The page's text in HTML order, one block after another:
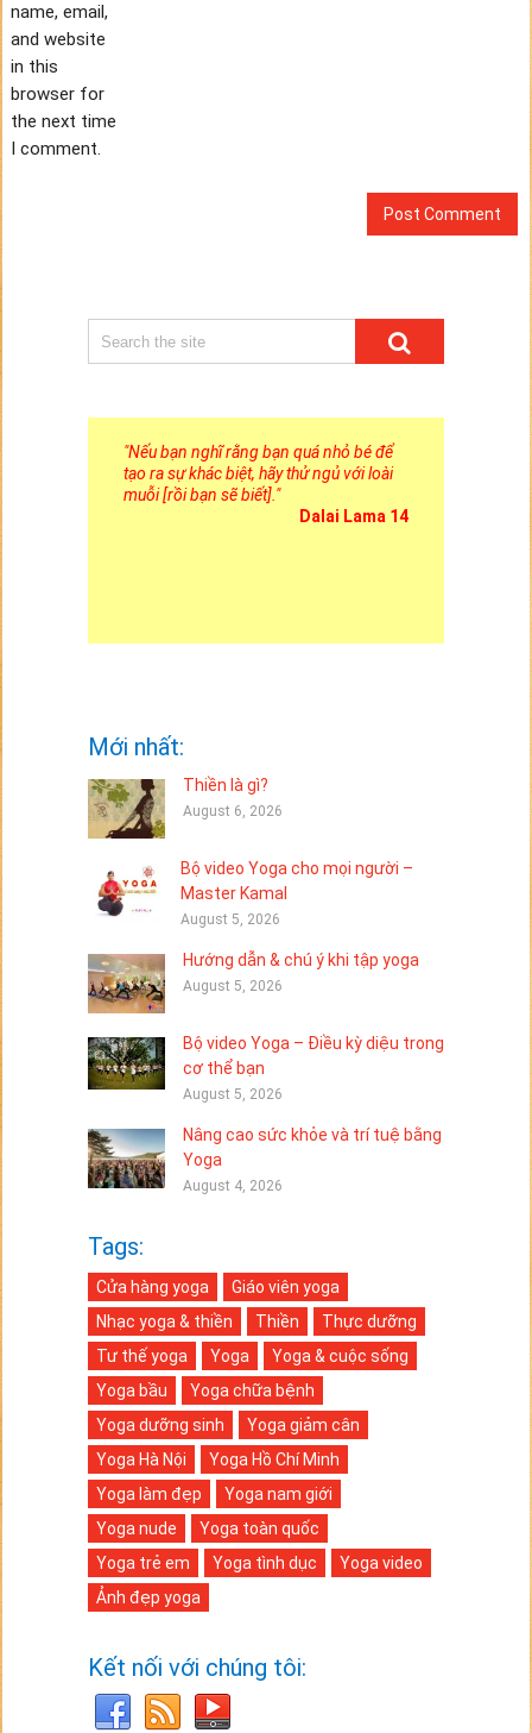
name, email,
and website
in this
browser for
the next time
I comment.
"Nếu bạn nghĩ rằng bạn quá nhỏ bé để
tạo ra sự khác biệt, hãy thử ngủ với loài
muỗi [rồi bạn sẽ biết]."
Dalai Lama 14
Mới nhất:
Thiền là gì?
August 6, 2026
Bộ video Yoga cho mọi người –
Master Kamal
August 5, 2026
Hướng dẫn & chú ý khi tập yoga
August 5, 2026
Bộ video Yoga – Điều kỳ diệu trong
cơ thể bạn
August 5, 2026
Nâng cao sức khỏe và trí tuệ bằng
Yoga
August 4, 2026
Tags:
Cửa hàng yoga
Giáo viên yoga
Nhạc yoga & thiền
Thiền
Thực dưỡng
Tư thế yoga
Yoga
Yoga & cuộc sống
Yoga bầu
Yoga chữa bệnh
Yoga dưỡng sinh
Yoga giảm cân
Yoga Hà Nội
Yoga Hồ Chí Minh
Yoga làm đẹp
Yoga nam giới
Yoga nude
Yoga toàn quốc
Yoga trẻ em
Yoga tình dục
Yoga video
Ảnh đẹp yoga
Kết nối với chúng tôi: